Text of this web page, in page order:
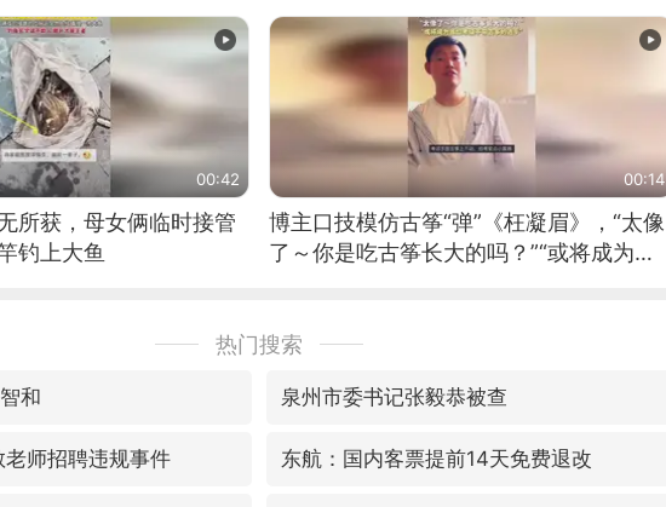
00:42
所获，母女俩临时接管
钓上大鱼
00:14
博主口技模仿古筝“弹”《枉凝眉》，“太像
了～你是吃古筝长大的吗？”“或将成为首
热门搜索
和 泉州市委书记张毅恭被查
师招聘违规事件 东航：国内客票提前14天免费退改